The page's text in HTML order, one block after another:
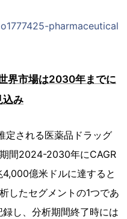
pharmaceutical
界市場は2030年までに
込み
定される医薬品ドラッグ
間2024-2030年にCAGR
億米ドルに達すると
したセグメントの1つであ
し、分析期間終了時には